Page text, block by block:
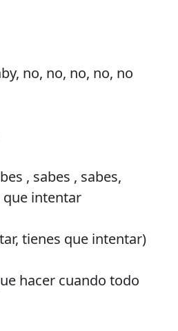
no, no, no, no, no
, sabes , sabes,
que intentar
tienes que intentar)
hacer cuando todo